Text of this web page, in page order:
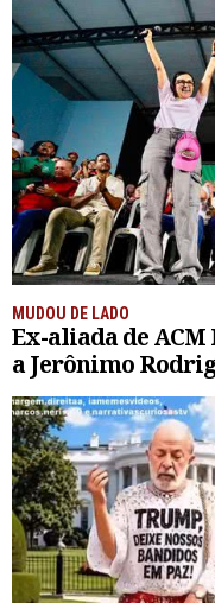
MUDOU DE LADO
Ex-aliada de
a Jerônimo